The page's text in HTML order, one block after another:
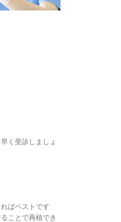
く受診しましょ
ばベストです
ことで再植でき